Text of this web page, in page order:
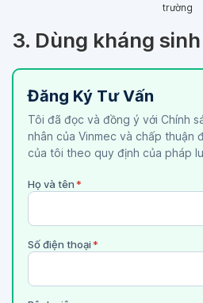
trường
3. Dùng kháng
Đăng Ký Tư Vấn
Tôi đã đọc và đồng ý với Chính
nhân của Vinmec và chấp thuận
của tôi theo quy định của pháp
Họ và tên*
Số điện thoại*